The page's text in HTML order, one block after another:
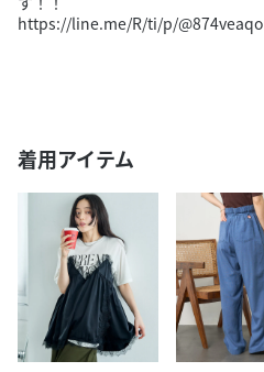
https://line.me/R/ti/p/@874veaqo
着用アイテム